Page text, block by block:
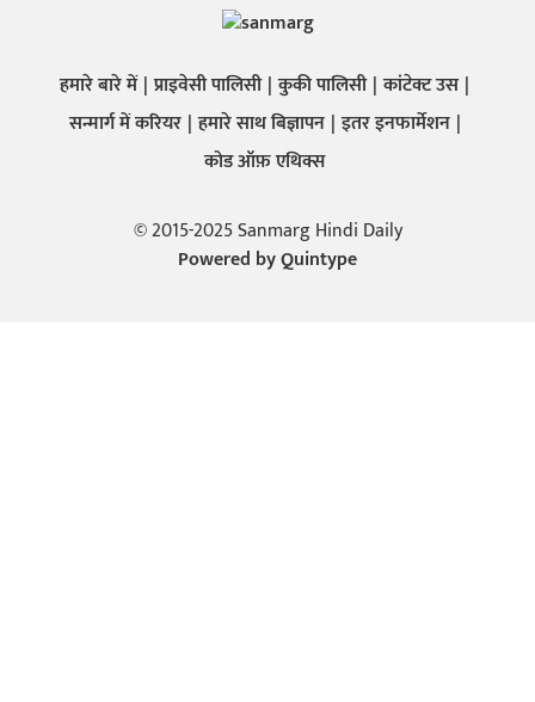
हमारे बारे में प्राइवेसी पालिसी कुकी पालिसी कांटेक्ट उस
सन्मार्ग में करियर हमारे साथ बिज्ञापन इतर इनफार्मेशन
कोड ऑफ़ एथिक्स
© 2015-2025 Sanmarg Hindi Daily
Powered byQuintype